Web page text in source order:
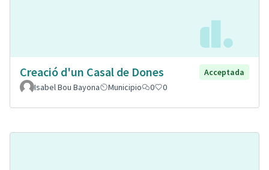
Creació d'un Casal de Dones
Acceptada
Isabel Bou Bayona
Municipio 0 0